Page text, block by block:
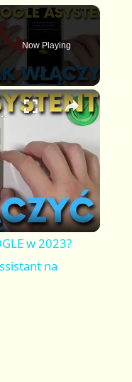
Now Playing
×
Google Assistant na telefonie i tablecie
w 2023?
na